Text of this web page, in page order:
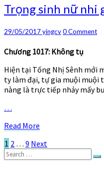
Trọng
sinh
nhi
–
Ch
1017
–
1024
Trọng sinh nữ nhi
29/05/2017yingcvComments
0 Comment
Chương 1017: Không tụ
Hiện tại Tống Nhị Sênh mới
ty làm đại, tự gia muội muội
nàng là trực tiếp nhảy mấy
…
Read More
Posts
pagination
1 2 … 9 Next
Search
for: